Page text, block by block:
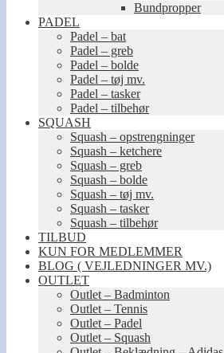
Bundpropper
PADEL
Padel – bat
Padel – greb
Padel – bolde
Padel – tøj mv.
Padel – tasker
Padel – tilbehør
SQUASH
Squash – opstrengninger
Squash – ketchere
Squash – greb
Squash – bolde
Squash – tøj mv.
Squash – tasker
Squash – tilbehør
TILBUD
KUN FOR MEDLEMMER
BLOG ( VEJLEDNINGER MV.)
OUTLET
Outlet – Badminton
Outlet – Tennis
Outlet – Padel
Outlet – Squash